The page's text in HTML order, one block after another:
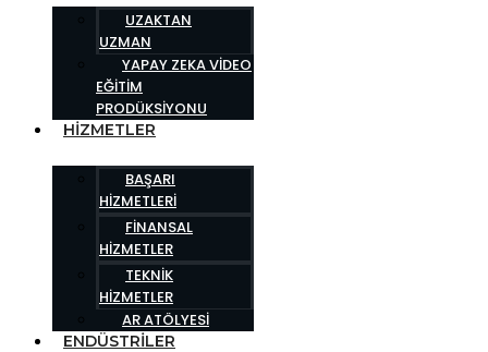
UZAKTAN
UZMAN
YAPAY ZEKA VIDEO
EĞITIM
PRODÜKSIYONU
HIZMETLER
BAŞARI
HIZMETLERI
FINANSAL
HIZMETLER
TEKNIK
HIZMETLER
AR ATÖLYESI
ENDÜSTRILER